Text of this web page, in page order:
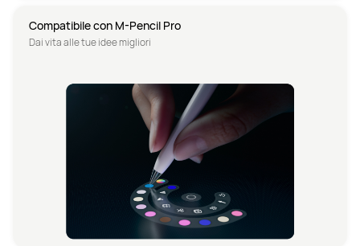
Compatibile con M-Pencil Pro
Dai vita alle tue idee migliori